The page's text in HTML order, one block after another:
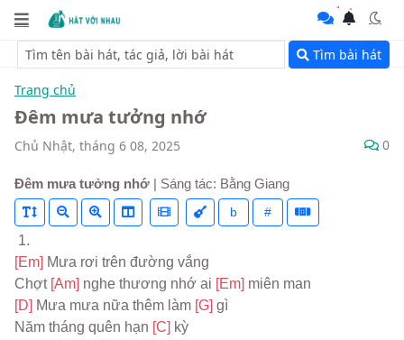
Tìm bài hát
Trang chủ
Đêm mưa tưởng nhớ
Chủ Nhật, tháng 6 08, 2025 0
Đêm mưa tưởng nhớ | Sáng tác: Bằng Giang
b #
1.
[Em] Mưa rơi trên đường vắng
Chợt [Am] nghe thương nhớ ai [Em] miên man
[D] Mưa mưa nữa thêm làm [G] gì
Năm tháng quên hạn [C] kỳ